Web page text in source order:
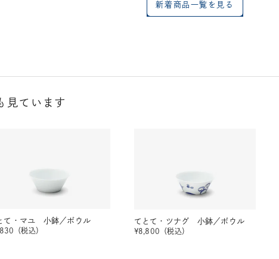
新着商品一覧を見る
見ています
て・マユ 小鉢／ボウル
（税込）
てとて・ツナグ 小鉢／ボウル
¥8,800 （税込）